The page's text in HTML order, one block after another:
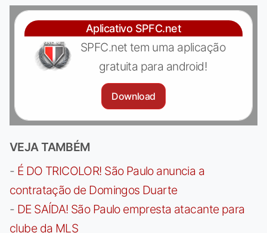
Aplicativo SPFC.net
SPFC.net tem uma aplicação
gratuita para android!
Download
VEJA TAMBÉM
- É DO TRICOLOR! São Paulo anuncia a
contratação de Domingos Duarte
- DE SAÍDA! São Paulo empresta atacante para
clube da MLS